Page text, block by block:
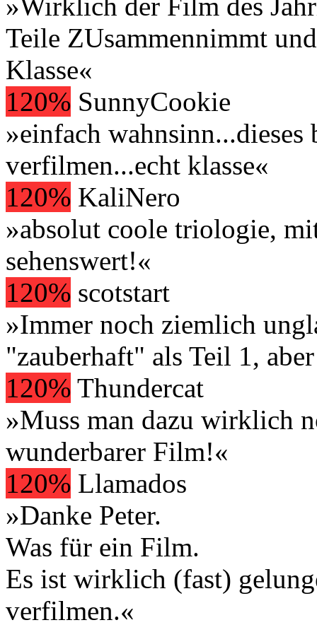
»Wirklich der Film des
Teile ZUsammennimmt
Klasse«
120% SunnyCookie
»einfach wahnsinn...dieses
verfilmen...echt klasse«
120% KaliNero
»absolut coole triologie,
sehenswert!«
120% scotstart
»Immer noch ziemlich
"zauberhaft" als Teil 1,
120% Thundercat
»Muss man dazu wirklich
wunderbarer Film!«
120% Llamados
»Danke Peter.
Was für ein Film.
Es ist wirklich (fast)
verfilmen.«